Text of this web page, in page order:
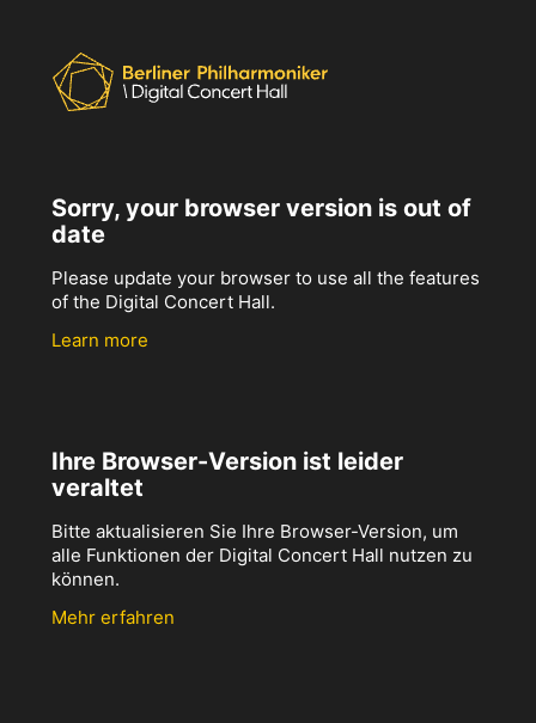
Sorry, your browser version is out of
date
Please update your browser to use all the features
of the Digital Concert Hall.
Learn more
Ihre Browser-Version ist leider
veraltet
Bitte aktualisieren Sie Ihre Browser-Version, um
alle Funktionen der Digital Concert Hall nutzen zu
können.
Mehr erfahren